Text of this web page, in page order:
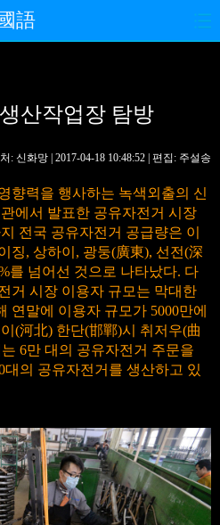
語
사회 포토
핫 TV 문화
관광 오피니언
산작업장 탐방
: 신화망 | 2017-04-18 10:48:52 | 편집: 주설송
향력을 행사하는 녹색외출의 신
에서 발표한 공유자전거 시장
전국 공유자전거 공급량은 이
징, 상하이, 광둥(廣東), 선전(深
를 넘어선 것으로 나타났다. 다
거 시장 이용자 규모는 막대한
연말에 이용자 규모가 5000만에
(河北) 한단(邯鄲)시 취저우(曲
6만 대의 공유자전거 주문을
대의 공유자전거를 생산하고 있